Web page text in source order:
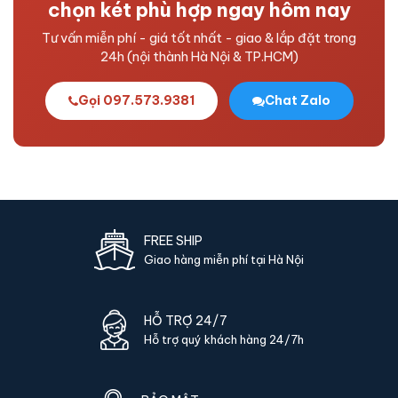
nghiệp ghi nhận tài sản cố định.
chọn két phù hợp ngay hôm nay
Tư vấn miễn phí - giá tốt nhất - giao & lắp đặt trong
24h (nội thành Hà Nội & TP.HCM)
Gọi 097.573.9381 Chat Zalo
FREE SHIP
Giao hàng miễn phí tại Hà Nội
HỖ TRỢ 24/7
Hỗ trợ quý khách hàng 24/7h